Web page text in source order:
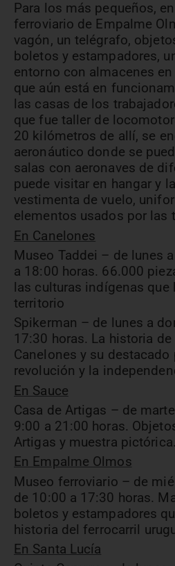
Para los más pequeños,
ferroviario de Empalme
vagón, un telégrafo,
boletos y estampadores,
entorno con almacenes
que aún está en
las casas de los
que fue taller de
20 kilómetros de allí, se
aeronáutico donde se
salas con aeronaves de
puede visitar en hangar y
vestimenta de vuelo,
elementos usados por las
En Canelones
Museo Taddei – de lunes
a 18:00 horas. 66.000
las culturas indígenas que
territorio
Spikerman – de lunes a
17:30 horas. La historia
Canelones y su destacado
revolución y la
En Sauce
Casa de Artigas – de
9:00 a 21:00 horas.
Artigas y muestra pictórica.
En Empalme Olmos
Museo ferroviario – de
de 10:00 a 17:30 horas.
boletos y estampadores
historia del ferrocarril
En Santa Lucía